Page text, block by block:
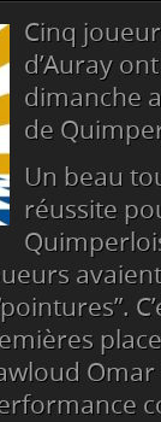
Cinq
d’Auray
dimanche
de
Un beau
réussite
Omar